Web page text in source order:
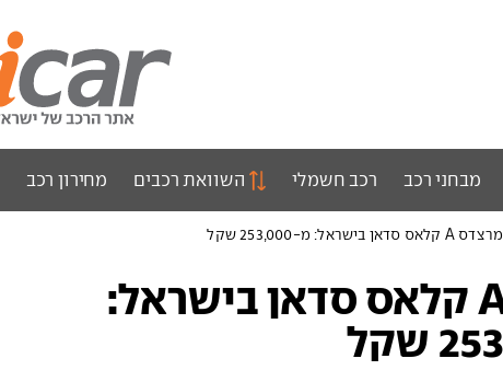
מבחני רכב רכב חשמלי השוואת רכבים מחירון רכב
מרצדס A קלאס סדאן בישראל: מ-253,000 שקל
מרצדס A קלאס סדאן בישראל: